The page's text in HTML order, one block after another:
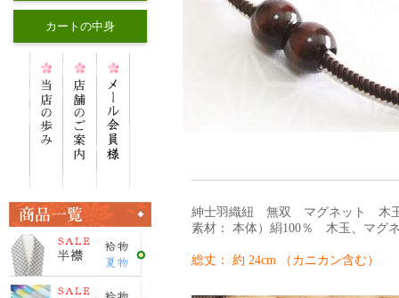
カートの中身
紳士羽織紐 無双 マグネット 木
素材： 本体）絹100％ 木玉、マグ
総丈： 約 24cm （カニカン含む）